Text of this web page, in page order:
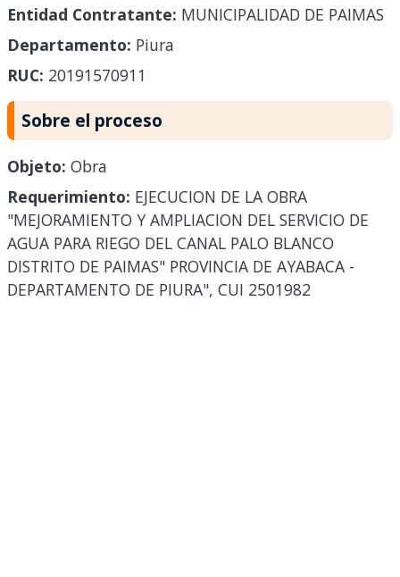
Entidad Contratante: MUNICIPALIDAD DE PAIMAS
Departamento: Piura
RUC: 20191570911
Sobre el proceso
Objeto: Obra
Requerimiento: EJECUCION DE LA OBRA
"MEJORAMIENTO Y AMPLIACION DEL SERVICIO DE
AGUA PARA RIEGO DEL CANAL PALO BLANCO
DISTRITO DE PAIMAS" PROVINCIA DE AYABACA -
DEPARTAMENTO DE PIURA", CUI 2501982